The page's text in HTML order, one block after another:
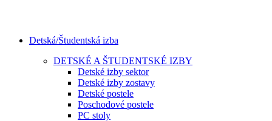
Detská/Študentská izba
DETSKÉ A ŠTUDENTSKÉ IZBY
Detské izby sektor
Detské izby zostavy
Detské postele
Poschodové postele
PC stoly